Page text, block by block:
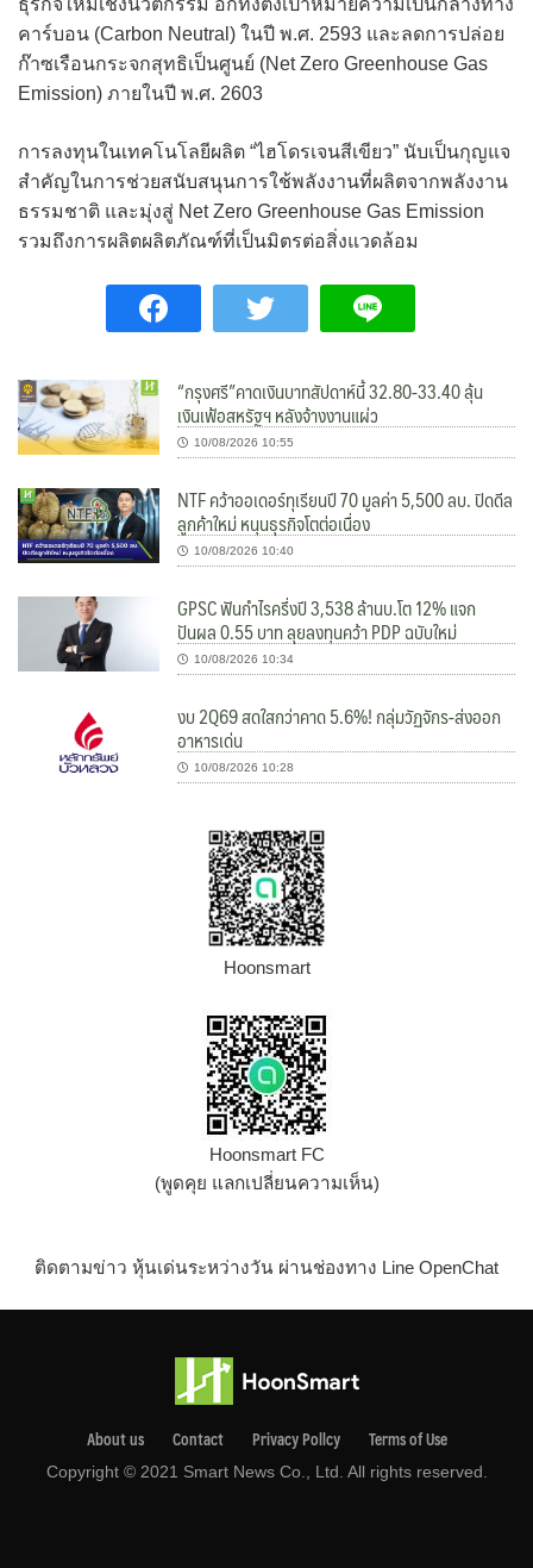
ธุรกิจใหม่เชิงนวัตกรรม อีกทั้งตั้งเป้าหมายความเป็นกลางทาง
คาร์บอน (Carbon Neutral) ในปี พ.ศ. 2593 และลดการปล่อย
ก๊าซเรือนกระจกสุทธิเป็นศูนย์ (Net Zero Greenhouse Gas
Emission) ภายในปี พ.ศ. 2603
การลงทุนในเทคโนโลยีผลิต “ไฮโดรเจนสีเขียว” นับเป็นกุญแจ
สำคัญในการช่วยสนับสนุนการใช้พลังงานที่ผลิตจากพลังงาน
ธรรมชาติ และมุ่งสู่ Net Zero Greenhouse Gas Emission
รวมถึงการผลิตผลิตภัณฑ์ที่เป็นมิตรต่อสิ่งแวดล้อม
“กรุงศรี”คาดเงินบาทสัปดาห์นี้ 32.80-33.40 ลุ้น
เงินเฟ้อสหรัฐฯ หลังจ้างงานแผ่ว
10/08/2026 10:55
NTF คว้าออเดอร์ทุเรียนปี 70 มูลค่า 5,500 ลบ. ปิดดีล
ลูกค้าใหม่ หนุนธุรกิจโตต่อเนื่อง
10/08/2026 10:40
GPSC ฟันกำไรครึ่งปี 3,538 ล้านบ.โต 12% แจก
ปันผล 0.55 บาท ลุยลงทุนคว้า PDP ฉบับใหม่
10/08/2026 10:34
งบ 2Q69 สดใสกว่าคาด 5.6%! กลุ่มวัฏจักร-ส่งออก
อาหารเด่น
10/08/2026 10:28
Hoonsmart
Hoonsmart FC
(พูดคุย แลกเปลี่ยนความเห็น)
ติดตามข่าว หุ้นเด่นระหว่างวัน ผ่านช่องทาง Line OpenChat
About us Contact Privacy Pollcy Terms of Use
Copyright © 2021 Smart News Co., Ltd. All rights reserved.